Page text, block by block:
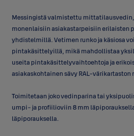
Messingistä valmistettu
monenlaisiin asiakastarpeisiin erilaisten
yhdistelmillä. Vetimen runko ja käsiosa
pintakäsittelyillä, mikä mahdollistaa
useita pintakäsittelyvaihtoehtoja ja
asiakaskohtainen sävy RAL-värikartaston
Toimitetaan joko vedinparina tai
umpi- ja profiilioviin 8 mm
läpiporauksella.